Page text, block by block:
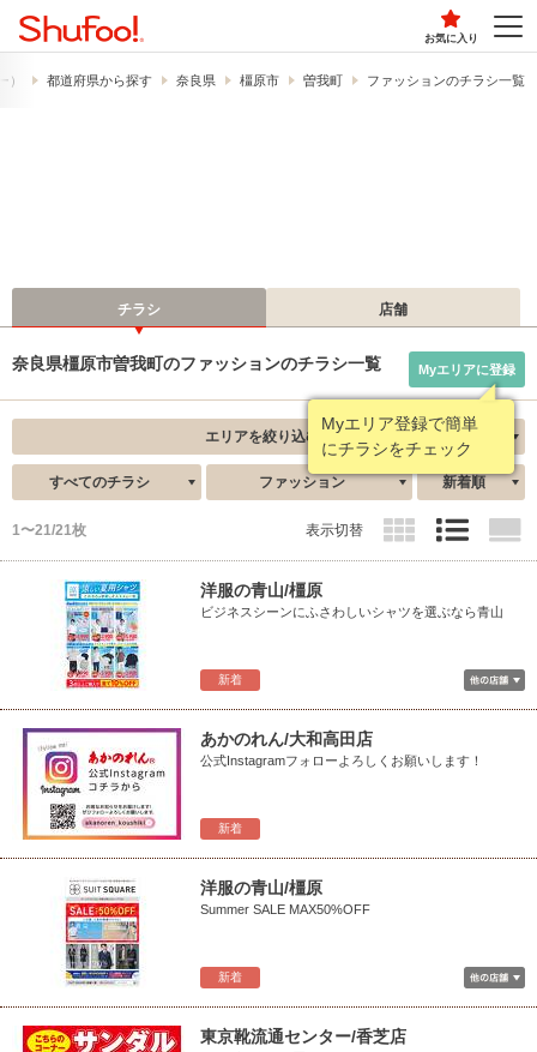
お気に入り
） 都道府県から探す 奈良県 橿原市 曽我町 ファッションのチラシ一覧
チラシ 店舗
奈良県橿原市曽我町のファッションのチラシ一覧
Myエリア登録で簡単
にチラシをチェック
Myエリアに登録
エリアを絞り込む
すべてのチラシ ファッション 新着順
1〜21/21枚 表示切替
新着
洋服の青山/橿原
ビジネスシーンにふさわしいシャツを選ぶなら青山
新着
あかのれん/大和高田店
公式Instagramフォローよろしくお願いします！
新着
洋服の青山/橿原
Summer SALE MAX50%OFF
東京靴流通センター/香芝店